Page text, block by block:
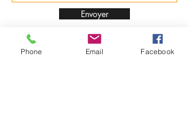
Envoyer
Phone Email Facebook